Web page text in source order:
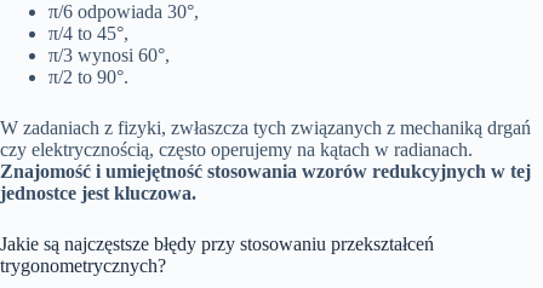
π/6 odpowiada 30°,
π/4 to 45°,
π/3 wynosi 60°,
π/2 to 90°.
W zadaniach z fizyki, zwłaszcza tych związanych z mechaniką drgań
czy elektrycznością, często operujemy na kątach w radianach.
Znajomość i umiejętność stosowania wzorów redukcyjnych w tej
jednostce jest kluczowa.
Jakie są najczęstsze błędy przy stosowaniu przekształceń
trygonometrycznych?